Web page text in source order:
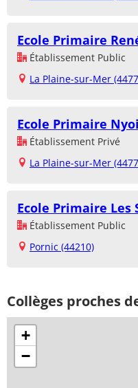
Ecole Primaire
Établissement Public
La Plaine-sur-Mer
Ecole Primaire
Établissement Privé
La Plaine-sur-Mer
Ecole Primaire Les
Établissement Public
Pornic (44210)
Collèges proches
+
−